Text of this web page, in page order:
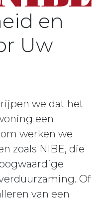
en
Uw
we dat het
een
werken we
zoals NIBE, die
Of
van een